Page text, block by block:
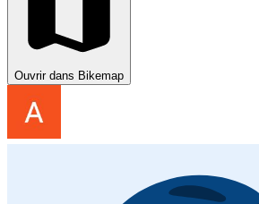
Ouvrir dans Bikemap